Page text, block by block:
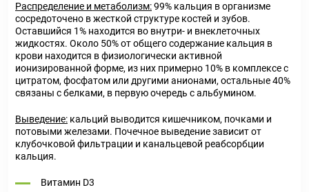
Распределение и метаболизм:99% кальция в организме
сосредоточено в жесткой структуре костей и зубов.
Оставшийся 1% находится во внутри- и внеклеточных
жидкостях. Около 50% от общего содержание кальция в
крови находится в физиологически активной
ионизированной форме, из них примерно 10% в комплексе с
цитратом, фосфатом или другими анионами, остальные 40%
связаны с белками, в первую очередь с альбумином.
Выведение: кальций выводится кишечником, почками и
потовыми железами. Почечное выведение зависит от
клубочковой фильтрации и канальцевой реабсорбции
кальция.
Витамин D3